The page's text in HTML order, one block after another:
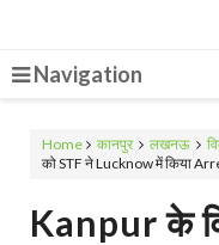
Navigation
Home कानपुर लखनऊ
को STF ने Lucknow में किया
Kanpur के